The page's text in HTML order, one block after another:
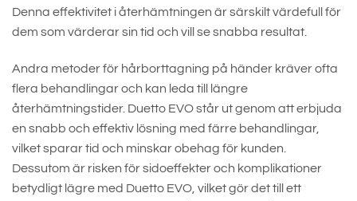
Denna effektivitet i återhämtningen är särskilt värdefull för
dem som värderar sin tid och vill se snabba resultat.
Andra metoder för hårborttagning på händer kräver ofta
flera behandlingar och kan leda till längre
återhämtningstider. Duetto EVO står ut genom att erbjuda
en snabb och effektiv lösning med färre behandlingar,
vilket sparar tid och minskar obehag för kunden.
Dessutom är risken för sidoeffekter och komplikationer
betydligt lägre med Duetto EVO, vilket gör det till ett